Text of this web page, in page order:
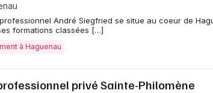
André Siegfried se situe au coeur de
formations classées […]
à Haguenau
privé Sainte-Philomène